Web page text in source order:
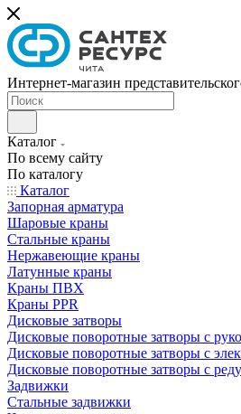
Интернет-магазин
Каталог
По всему сайту
По каталогу
Каталог
Запорная арматура
Шаровые краны
Стальные краны
Нержавеющие краны
Латунные краны
Краны ПВХ
Краны PPR
Дисковые затворы
Дисковые поворотные затворы с
Дисковые поворотные затворы с
Дисковые поворотные затворы с
Задвижки
Стальные задвижки